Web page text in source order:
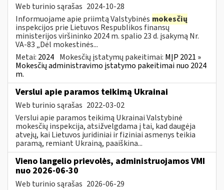
Web turinio sąrašas 2024-10-28
Informuojame apie priimtą Valstybinės mokesčių
inspekcijos prie Lietuvos Respublikos finansų
ministerijos viršininko 2024 m. spalio 23 d. įsakymą Nr.
VA-83 „Dėl mokestinės...
Metai: 2024 Mokesčių įstatymų pakeitimai: MĮP 2021 »
Mokesčių administravimo įstatymo pakeitimai nuo 2024
m.
Verslui apie paramos teikimą Ukrainai
Web turinio sąrašas 2022-03-02
Verslui apie paramos teikimą Ukrainai Valstybinė
mokesčių inspekcija, atsižvelgdama į tai, kad daugėja
atvejų, kai Lietuvos juridiniai ir fiziniai asmenys teikia
paramą, remiant Ukrainą, paaiškina...
Vieno langelio prievolės, administruojamos VMI
nuo 2026-06-30
Web turinio sąrašas 2026-06-29